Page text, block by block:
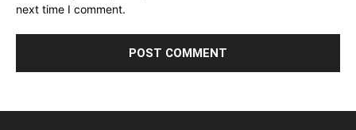
next time I comment.